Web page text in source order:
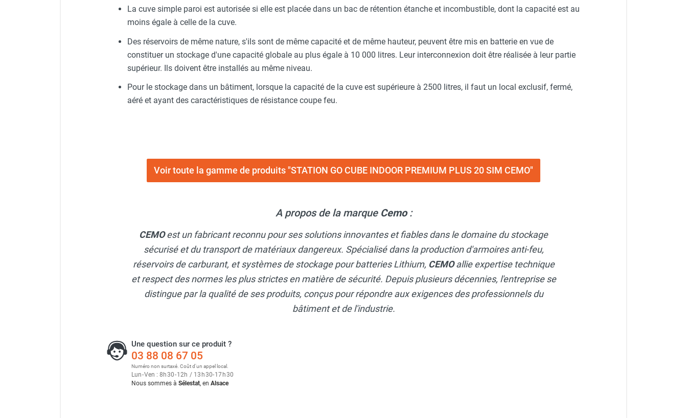
Chauffage pour serre et bâtiment
Chauffage FARM au fioul
Chauffage mobile au gaz rayonnant
Rideau d'air et rideau rayonnant
Rideau d'air chaud électrique
Rideau d'air chaud encastrable
Parasol chauffant et radiant sur
Chauffe terrasse aux pellets
Chauffage infrarouge fixe mur et
Chauffage radiant électrique
Réglette et cassette rayonnante
Chauffage tube radiant et radiant
La cuve simple paroi est autorisée si elle est placée dans un bac de rétention étanche et incombustible, dont la capacité est au
moins égale à celle de la cuve.
Des réservoirs de même nature, s'ils sont de même capacité et de même hauteur, peuvent être mis en batterie en vue de
constituer un stockage d'une capacité globale au plus égale à 10 000 litres. Leur interconnexion doit être réalisée à leur partie
supérieur. Ils doivent être installés au même niveau.
Pour le stockage dans un bâtiment, lorsque la capacité de la cuve est supérieure à 2500 litres, il faut un local exclusif, fermé,
aéré et ayant des caractéristiques de résistance coupe feu.
Voir toute la gamme de produits "STATION GO CUBE INDOOR PREMIUM PLUS 20 SIM CEMO"
A propos de la marque Cemo:
CEMOest un fabricant reconnu pour ses solutions innovantes et fiables dans le domaine du stockage
sécurisé et du transport de matériaux dangereux. Spécialisé dans la production d'armoires anti-feu,
réservoirs de carburant, et systèmes de stockage pour batteries Lithium, CEMOallie expertise technique
et respect des normes les plus strictes en matière de sécurité. Depuis plusieurs décennies, l'entreprise se
distingue par la qualité de ses produits, conçus pour répondre aux exigences des professionnels du
bâtiment et de l'industrie.
Une question sur ce produit ?
03 88 08 67 05
Numéro non surtaxé. Coût d'un appel local.
Lun-Ven : 8h30-12h / 13h30-17h30
Nous sommes à Sélestat, en Alsace